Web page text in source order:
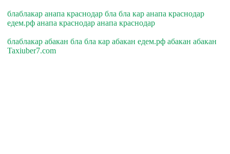
блаблакар анапа краснодар бла бла кар анапа краснодар
едем.рф анапа краснодар анапа краснодар
блаблакар абакан бла бла кар абакан едем.рф абакан абакан
Taxiuber7.com